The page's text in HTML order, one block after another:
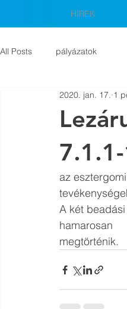
HÍREK
All Posts pályázatok
2020. jan. 17. 1
az
A két
hamarosan
megtörténik.